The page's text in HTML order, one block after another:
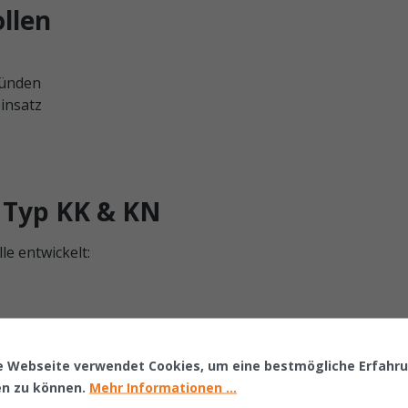
KK & KN
entwickelt:
& Werkstatt
Webseite verwendet Cookies, um eine bestmögliche
zu können. Mehr Informationen ...